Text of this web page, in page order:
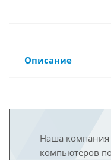
Описание
Наша компания
компьютеров